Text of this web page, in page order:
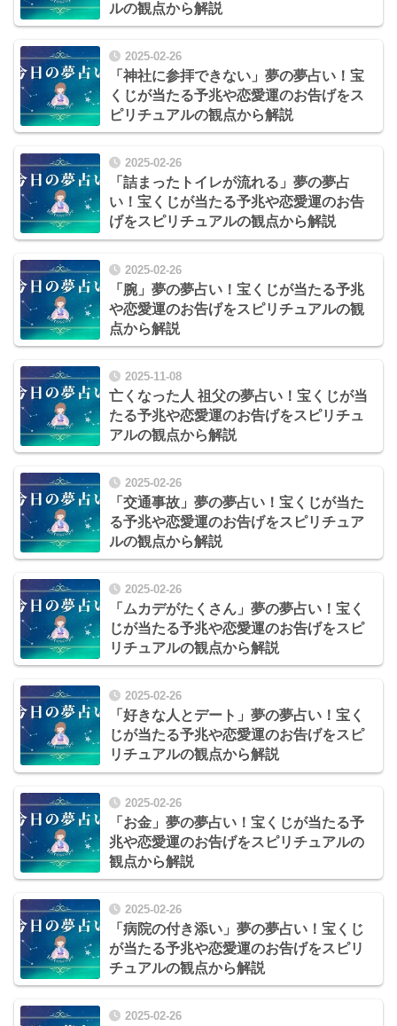
ルの観点から解説
2025-02-26
「神社に参拝できない」夢の夢占い！宝
くじが当たる予兆や恋愛運のお告げをス
ピリチュアルの観点から解説
2025-02-26
「詰まったトイレが流れる」夢の夢占
い！宝くじが当たる予兆や恋愛運のお告
げをスピリチュアルの観点から解説
2025-02-26
「腕」夢の夢占い！宝くじが当たる予兆
や恋愛運のお告げをスピリチュアルの観
点から解説
2025-11-08
亡くなった人 祖父の夢占い！宝くじが当
たる予兆や恋愛運のお告げをスピリチュ
アルの観点から解説
2025-02-26
「交通事故」夢の夢占い！宝くじが当た
る予兆や恋愛運のお告げをスピリチュア
ルの観点から解説
2025-02-26
「ムカデがたくさん」夢の夢占い！宝く
じが当たる予兆や恋愛運のお告げをスピ
リチュアルの観点から解説
2025-02-26
「好きな人とデート」夢の夢占い！宝く
じが当たる予兆や恋愛運のお告げをスピ
リチュアルの観点から解説
2025-02-26
「お金」夢の夢占い！宝くじが当たる予
兆や恋愛運のお告げをスピリチュアルの
観点から解説
2025-02-26
「病院の付き添い」夢の夢占い！宝くじ
が当たる予兆や恋愛運のお告げをスピリ
チュアルの観点から解説
2025-02-26